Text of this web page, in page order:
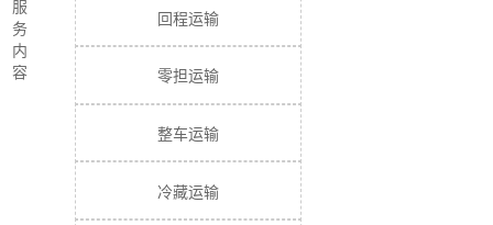
服
务
内
容
回程运输
零担运输
整车运输
冷藏运输